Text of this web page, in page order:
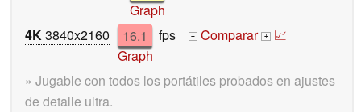
Graph
4K3840x2160 16.1 fps + Comparar + 📈
Graph
» Jugable con todos los portátiles probados en ajustes
de detalle ultra.